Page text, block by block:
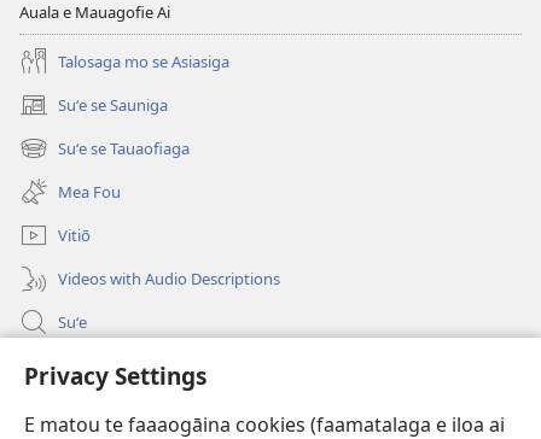
Privacy Settings
E matou te faaaogāina cookies (faamatalaga e iloa ai
SU‘ESU‘EGA
Auala e Mauagofie Ai
Talosaga mo se Asiasiga
Suʻe se Sauniga
(tatala
se
isi
polokalame)
Suʻe se Tauaofiaga
(tatala
se
isi
polokalame)
Mea Fou
Vitiō
Videos with Audio Descriptions
Suʻe
Faamatalaga mo Ofisa o le Malo